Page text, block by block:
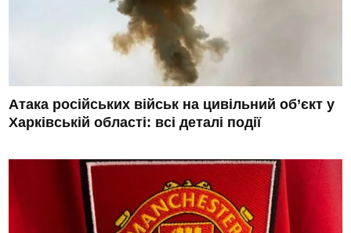
Атака російських військ на цивільний об’єкт у
Харківській області: всі деталі події